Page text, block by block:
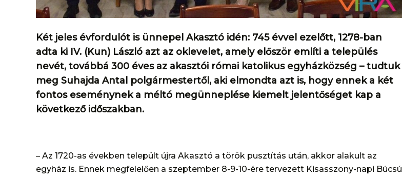
Két jeles évfordulót is ünnepel Akasztó idén: 745 évvel ezelőtt, 1278-ban
adta ki IV. (Kun) László azt az oklevelet, amely először említi a település
nevét, továbbá 300 éves az akasztói római katolikus egyházközség – tudtuk
meg Suhajda Antal polgármestertől, aki elmondta azt is, hogy ennek a két
fontos eseménynek a méltó megünneplése kiemelt jelentőséget kap a
következő időszakban.
– Az 1720-as években települt újra Akasztó a török pusztítás után, akkor alakult az
egyház is. Ennek megfelelően a szeptember 8-9-10-ére tervezett Kisasszony-napi Búcsú